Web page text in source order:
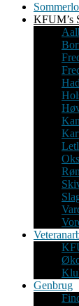
KFUM’s
Genbrug